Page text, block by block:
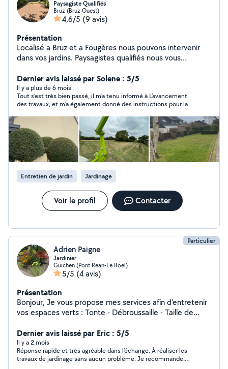
Paysagiste Qualifiés
Bruz (Bruz Ouest)
4,6/5 (9 avis)
Présentation
Localisé a Bruz et a Fougères nous pouvons intervenir
dans vos jardins. Paysagistes qualifiés nous vous
Taille de haie, Tonte, Débroussaillage ,Remise en état)
Ainsi que en création(Plantations , Massifs, Gazon)
Dernier avis laissé par Solene : 5/5
Il y a plus de 6 mois
Tout s’est très bien passé, il m’a tenu informé à L’avancement
des travaux, et m’a également donné des instructions pour la
qu’un seul compliment, pour autant il a été expert dans son
domaine, réactif, très sympathique et le rapport qualité prix est
parfait !!
Entretien de jardin Jardinage
Voir le profil Contacter
Particulier
Adrien Paigne
Jardinier
Guichen (Pont Rean-Le Boel)
5/5 (4 avis)
Présentation
Bonjour, Je vous propose mes services afin d'entretenir
vos espaces verts : Tonte - Débroussaille - Taille de
feuilles - Evacuation des déchets verts - Nettoyage
allées et terrasses... Règlement en Cesu possible
N'hésitez pas à me contacter et au plaisir de vous
rencontrer ! Adrien
Dernier avis laissé par Eric : 5/5
Il y a 2 mois
Réponse rapide et très agréable dans l’échange. À réaliser les
travaux de jardinage sans aucun problème. Je recommande.